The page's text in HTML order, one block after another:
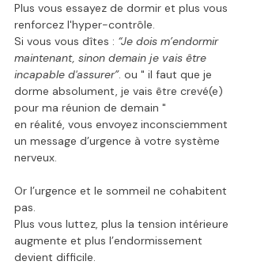
Plus vous essayez de dormir et plus vous
renforcez l'hyper-contrôle.
Si vous vous dîtes : “Je dois m’endormir
maintenant, sinon demain je vais être
incapable d'assurer”. ou " il faut que je
dorme absolument, je vais être crevé(e)
pour ma réunion de demain "
en réalité, vous envoyez inconsciemment
un message d’urgence à votre système
nerveux.
Or l’urgence et le sommeil ne cohabitent
pas.
Plus vous luttez, plus la tension intérieure
augmente et plus l’endormissement
devient difficile.